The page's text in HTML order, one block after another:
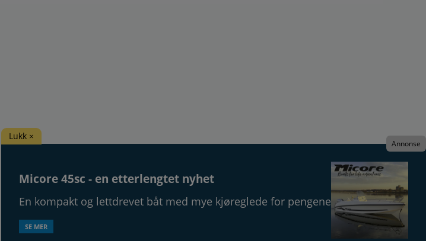
Micore 45sc - en etterlengtet nyhet
En kompakt og lettdrevet båt med mye kjøreglede for pengene
SE MER
Annonse
Lukk ×